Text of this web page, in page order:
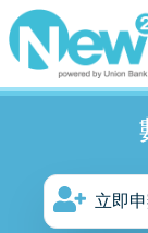
立即